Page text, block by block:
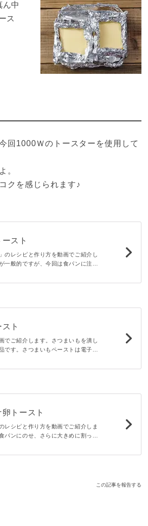
ん中
ス
回1000Ｗのトースターを使用して
。
クを感じられます♪
スト
のレシピと作り方を動画でご紹介し
一般的ですが、今回は食パンに注ぎ
す。
ト
でご紹介します。さつまいもを潰し
す。さつまいもペーストは電子レ
トースト
レシピと作り方を動画でご紹介しま
ンにのせ、さらに大きめに割った
♪
この記事を報告する